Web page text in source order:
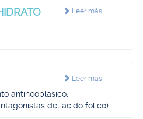
Leer más
Leer más
antineoplásico,
del ácido fólico)